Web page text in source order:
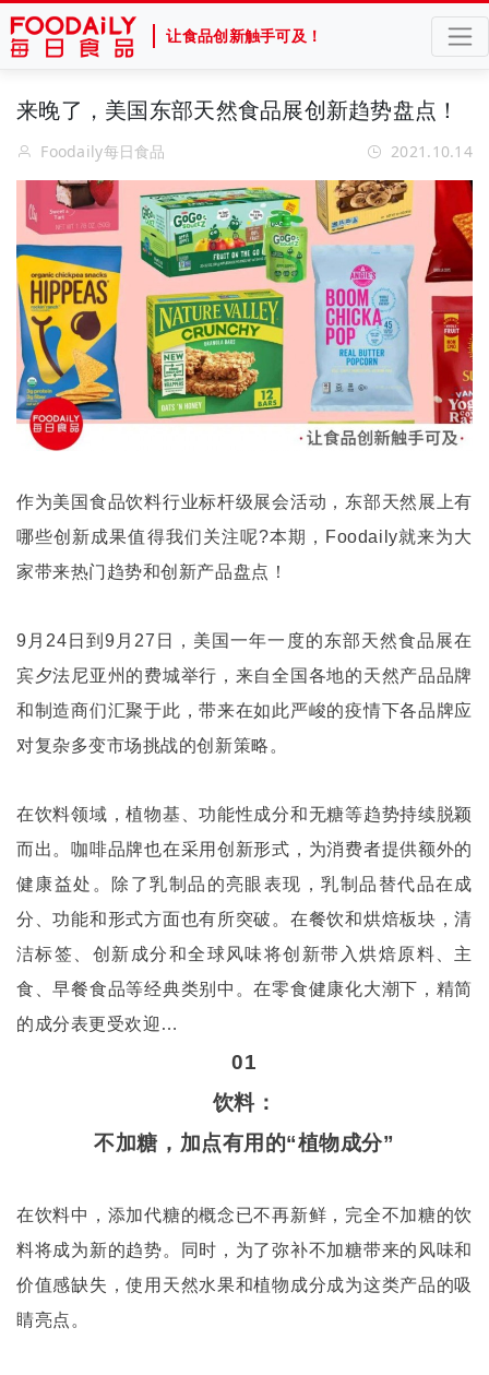
让食品创新触手可及！
来晚了，美国东部天然食品展创新趋势盘点！
Foodaily每日食品 2021.10.14
作为美国食品饮料行业标杆级展会活动，东部天然展上有
哪些创新成果值得我们关注呢?本期， Foodaily就来为大
家带来热门趋势和创新产品盘点！
9 月 24 日到9 月 27 日，美国一年一度的东部天然食品展在
宾夕法尼亚州的费城举行，来自全国各地的天然产品品牌
和制造商们汇聚于此，带来在如此严峻的疫情下各品牌应
对复杂多变市场挑战的创新策略。
在饮料领域，植物基、功能性成分和无糖等趋势持续脱颖
而出。咖啡品牌也在采用创新形式，为消费者提供额外的
健康益处。除了乳制品的亮眼表现，乳制品替代品在成
分、功能和形式方面也有所突破。在餐饮和烘焙板块，清
洁标签、创新成分和全球风味将创新带入烘焙原料、主
食、早餐食品等经典类别中。在零食健康化大潮下，精简
的成分表更受欢迎…
01
饮料：
不加糖，加点有用的“植物成分”
在饮料中，添加代糖的概念已不再新鲜，完全不加糖的饮
料将成为新的趋势。同时，为了弥补不加糖带来的风味和
价值感缺失，使用天然水果和植物成分成为这类产品的吸
睛亮点。